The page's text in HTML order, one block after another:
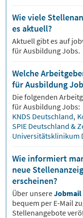
Wie viele
es aktuell?
Aktuell gibt es auf
fürAusbildung Jobs.
Welche
für Ausbildung
Die folgenden
fürAusbildungJobs:
KNDS Deutschland,
SPIE Deutschland &
Universitätsklinikum
Wie informiert
neue
erscheinen?
Über unsereJobmail
bequem per E-Mail
Stellenangebote